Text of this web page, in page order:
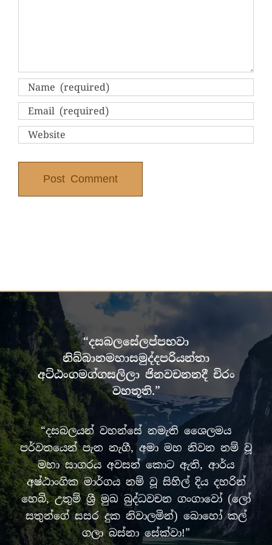
“දසබලසේලප්පභවා
නිබ්බානමහාසමුද්දපරියන්තා
අට්ඨංගමග්ගසලිලා ජිනවචනනදී චිරං
වහතූති.”
“දසබලයන් වහන්සේ නමැති ශෛලමය
පර්වතයෙන් පැන නැගී, අමා මහ නිවන නම් වූ
මහා සාගරය අවසන් කොට ඇති, ආර්ය
අෂ්ඨාංගික මාර්ගය නම් වූ සිහිල් දිය දහරින්
හෙබි, උතුම් ශ්‍රී මුඛ බුද්ධවචන ගංගාවෝ (ලෝ
සතුන්ගේ සසර දුක නිවාලමින්) බොහෝ කල්
ගලා බස්නා සේක්වා!”